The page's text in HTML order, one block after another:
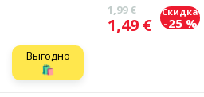
Исходная цена
1,99 €
Цена
1,49 €
Скидка
-25 %
Выгодно
🛍️